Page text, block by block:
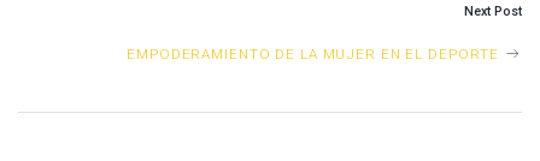
NAVIGATION
Next Post
EMPODERAMIENTO DE LA MUJER EN EL DEPORTE